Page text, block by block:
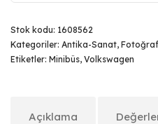
Stok kodu: 1608562
Kategoriler: Antika-Sanat, Fotoğraf
Etiketler: Minibüs, Volkswagen
Açıklama